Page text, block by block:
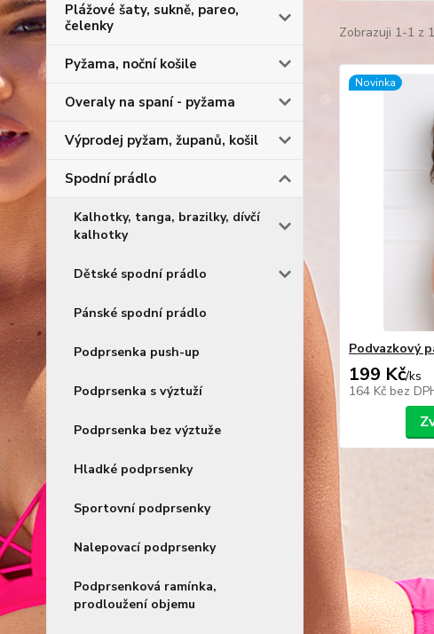
Plážové šaty, sukně, pareo,
čelenky
Pyžama, noční košile
Overaly na spaní - pyžama
Výprodej pyžam, županů, košil
Spodní prádlo
Kalhotky, tanga, brazilky, dívčí
kalhotky
Dětské spodní prádlo
Pánské spodní prádlo
Podprsenka push-up
Podprsenka s výztuží
Podprsenka bez výztuže
Hladké podprsenky
Sportovní podprsenky
Nalepovací podprsenky
Podprsenková ramínka,
prodloužení objemu
Zobrazuji 1-1 z 1
Novinka
Podvazkový
199 Kč/ks
164 Kč bez